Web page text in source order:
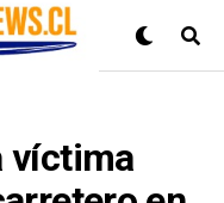
víctima